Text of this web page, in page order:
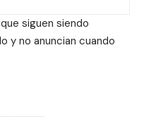
siguen siendo
y no anuncian cuando